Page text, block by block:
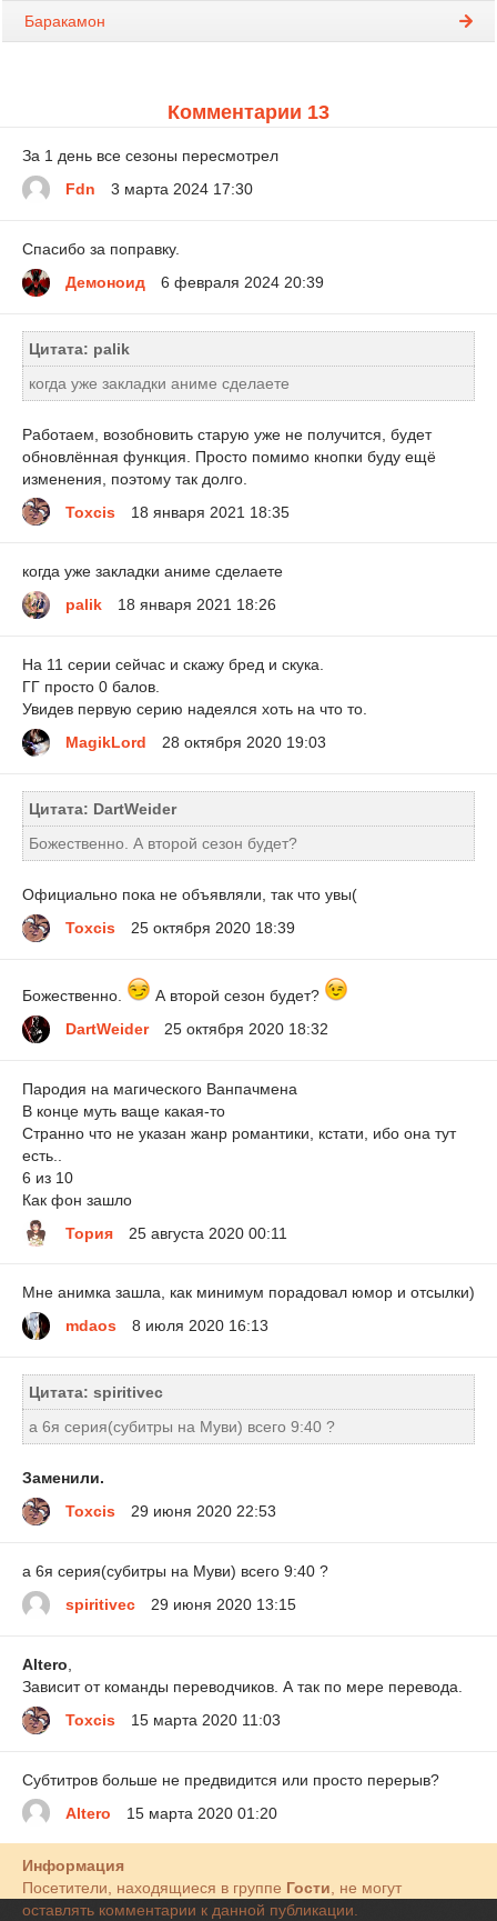
Баракамон
Комментарии 13
За 1 день все сезоны пересмотрел
Fdn
3 марта 2024 17:30
Спасибо за поправку.
Демоноид
6 февраля 2024 20:39
Цитата: palik
когда уже закладки аниме сделаете
Работаем, возобновить старую уже не получится, будет
обновлённая функция. Просто помимо кнопки буду ещё
изменения, поэтому так долго.
Toxcis
18 января 2021 18:35
когда уже закладки аниме сделаете
palik
18 января 2021 18:26
На 11 серии сейчас и скажу бред и скука.
ГГ просто 0 балов.
Увидев первую серию надеялся хоть на что то.
MagikLord
28 октября 2020 19:03
Цитата: DartWeider
Божественно. А второй сезон будет?
Официально пока не объявляли, так что увы(
Toxcis
25 октября 2020 18:39
Божественно.
А второй сезон будет?
DartWeider
25 октября 2020 18:32
Пародия на магического Ванпачмена
В конце муть ваще какая-то
Странно что не указан жанр романтики, кстати, ибо она тут
есть..
6 из 10
Как фон зашло
Тория
25 августа 2020 00:11
Мне анимка зашла, как минимум порадовал юмор и отсылки)
mdaos
8 июля 2020 16:13
Цитата: spiritivec
а 6я серия(субитры на Муви) всего 9:40 ?
Заменили.
Toxcis
29 июня 2020 22:53
а 6я серия(субитры на Муви) всего 9:40 ?
spiritivec
29 июня 2020 13:15
Altero
Зависит от команды переводчиков. А так по мере перевода.
Toxcis
15 марта 2020 11:03
Субтитров больше не предвидится или просто перерыв?
Altero
15 марта 2020 01:20
Информация
Посетители, находящиеся в группе Гости, не могут
оставлять комментарии к данной публикации.